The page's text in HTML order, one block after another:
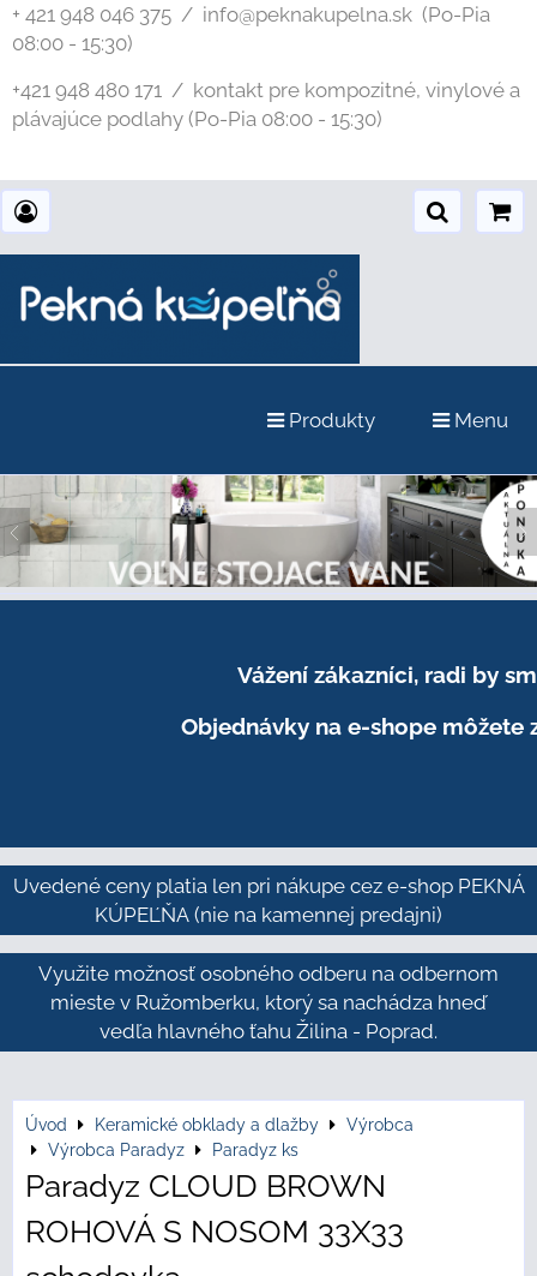
+ 421 948 046 375 / info@peknakupelna.sk (Po-Pia
08:00 - 15:30)
+421 948 480 171 / kontakt pre kompozitné, vinylové a
plávajúce podlahy (Po-Pia 08:00 - 15:30)
Produkty Menu
Vážení zákazníci, radi by
Objednávky na e-shope môžete
Uvedené ceny platia len pri nákupe cez e-shop PEKNÁ
KÚPEĽŇA (nie na kamennej predajni)
Využite možnosť osobného odberu na odbernom
mieste v Ružomberku, ktorý sa nachádza hneď
vedľa hlavného ťahu Žilina - Poprad.
Úvod Keramické obklady a dlažby
Výrobca
Výrobca Paradyz
Paradyz ks
Paradyz CLOUD BROWN
ROHOVÁ S NOSOM 33X33